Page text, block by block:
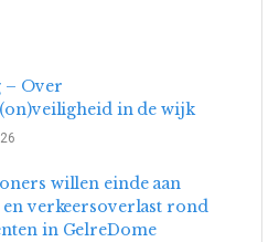
– Over
in de wijk
willen einde aan
verkeersoverlast rond
in GelreDome